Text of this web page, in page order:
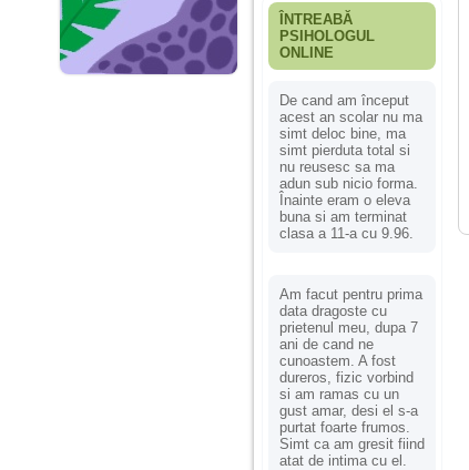
ÎNTREABĂ
PSIHOLOGUL
ONLINE
De cand am început
acest an scolar nu ma
simt deloc bine, ma
simt pierduta total si
nu reusesc sa ma
adun sub nicio forma.
Înainte eram o eleva
buna si am terminat
clasa a 11-a cu 9.96.
Am facut pentru prima
data dragoste cu
prietenul meu, dupa 7
ani de cand ne
cunoastem. A fost
dureros, fizic vorbind
si am ramas cu un
gust amar, desi el s-a
purtat foarte frumos.
Simt ca am gresit fiind
atat de intima cu el.